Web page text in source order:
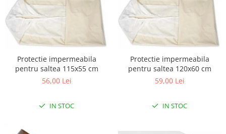
Huse ploaie si antiinsecte
Saci si invelitoare
Adaptoare
Umbrele carucioare
Accesorii diverse carucioare
Landouri pentru bebelusi
Scaune auto copii
Patuturi copii
Protectie impermeabila
pentru saltea 115x55 cm
56,00 Lei
IN STOC
Protectie impermeabila
pentru saltea 120x60 cm
59,00 Lei
IN STOC